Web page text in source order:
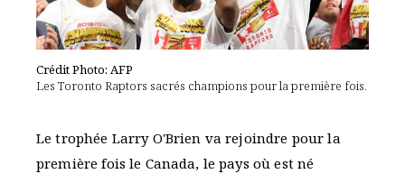
Crédit Photo: AFP
Les Toronto Raptors sacrés champions pour la première fois.
Le trophée Larry O'Brien va rejoindre pour la
première fois le Canada, le pays où est né